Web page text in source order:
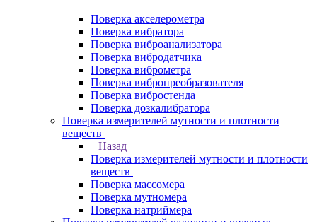
Поверка акселерометра
Поверка вибратора
Поверка виброанализатора
Поверка вибродатчика
Поверка виброметра
Поверка вибропреобразователя
Поверка вибростенда
Поверка дозкалибратора
Поверка измерителей мутности и плотности
веществ
Назад
Поверка измерителей мутности и плотности
веществ
Поверка массомера
Поверка мутномера
Поверка натриймера